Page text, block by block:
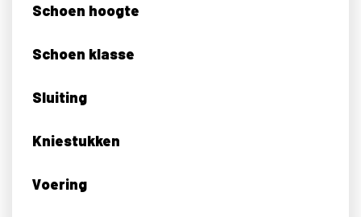
Schoen hoogte
Schoen klasse
Sluiting
Kniestukken
Voering